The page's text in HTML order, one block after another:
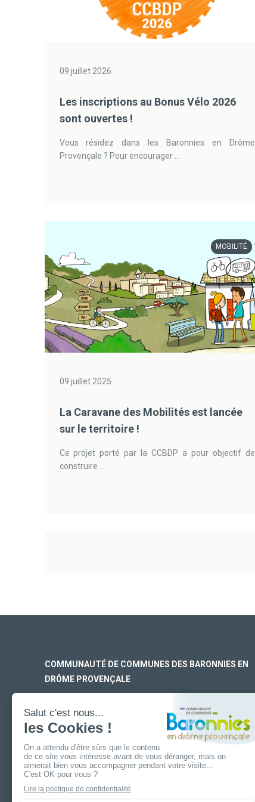
09 juillet 2026
Les inscriptions au Bonus Vélo 2026
sont ouvertes !
Vous résidez dans les Baronnies en Drôme
Provençale ? Pour encourager ...
MOBILITÉ
09 juillet 2025
La Caravane des Mobilités est lancée
sur le territoire !
Ce projet porté par la CCBDP a pour objectif de
construire ...
COMMUNAUTÉ DE COMMUNES DES BARONNIES EN
DRÔME PROVENÇALE
SIÈGE SOCIAL
170 rue Ferdinand Fert
Les Laurons – CS 30005
26110 Nyons
ANTENNE DE BUIS-LES-BARONNIES